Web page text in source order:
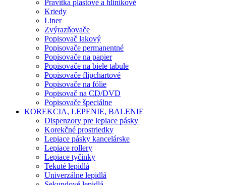
Pravítka plastové a hliníkové
Kriedy
Liner
Zvýrazňovače
Popisovač lakový
Popisovače permanentné
Popisovače na papier
Popisovače na biele tabule
Popisovače flipchartové
Popisovače na fólie
Popisovač na CD/DVD
Popisovače špeciálne
KOREKCIA, LEPENIE, BALENIE
Dispenzory pre lepiace pásky
Korekčné prostriedky
Lepiace pásky kancelárske
Lepiace rollery
Lepiace tyčinky
Tekuté lepidlá
Univerzálne lepidlá